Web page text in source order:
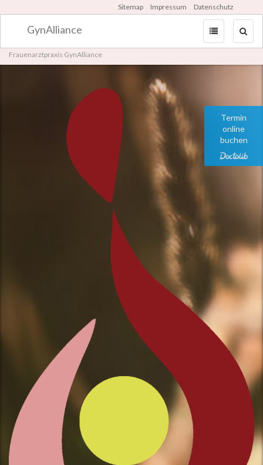
Zum
Inhalt
Termin
online
buchen
Sitemap Impressum Datenschutz
GynAlliance
Frauenarztpraxis GynAlliance